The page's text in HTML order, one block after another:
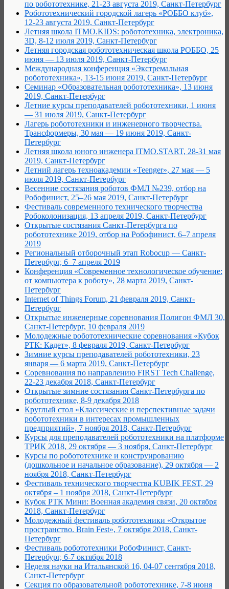
по робототехнике, 21-23 августа 2019, Санкт-Петербург
Робототехнический городской лагерь «РОББО клуб»,
12-23 августа 2019, Санкт-Петербург
Летняя школа ITMO.KIDS: робототехника, электроника,
3D, 8-12 июля 2019, Санкт-Петербург
Летняя городская робототехническая школа РОББО, 25
июня — 13 июля 2019, Санкт-Петербург
Международная конференция «Экстремальная
робототехника», 13-15 июня 2019, Санкт-Петербург
Семинар «Образовательная робототехника», 13 июня
2019, Санкт-Петербург
Летние курсы преподавателей робототехники, 1 июня
— 31 июля 2019, Санкт-Петербург
Лагерь робототехники и инженерного творчества.
Трансформеры, 30 мая — 19 июня 2019, Санкт-
Петербург
Летняя школа юного инженера ITMO.START, 28-31 мая
2019, Санкт-Петербург
Летний лагерь техноакадемии «Teenger», 27 мая — 5
июля 2019, Санкт-Петербург
Весенние состязания роботов ФМЛ №239, отбор на
Робофинист, 25–26 мая 2019, Санкт-Петербург
Фестиваль современного технического творчества
Робоколонизация, 13 апреля 2019, Санкт-Петербург
Открытые состязания Санкт-Петербурга по
робототехнике 2019, отбор на Робофинист, 6–7 апреля
2019
Региональный отборочный этап Robocup — Санкт-
Петербург, 6–7 апреля 2019
Конференция «Современное технологическое обучение:
от компьютера к роботу», 28 марта 2019, Санкт-
Петербург
Internet of Things Forum, 21 февраля 2019, Санкт-
Петербург
Открытые инженерные соревнования Полигон ФМЛ 30,
Санкт-Петербург, 10 февраля 2019
Молодежные робототехнические соревнования «Кубок
РТК: Кадет», 8 февраля 2019, Санкт-Петербург
Зимние курсы преподавателей робототехники, 23
января — 6 марта 2019, Санкт-Петербург
Соревнования по направлению FIRST Tech Challenge,
22-23 декабря 2018, Санкт-Петербург
Открытые зимние состязания Санкт-Петербурга по
робототехнике, 8-9 декабря 2018
Круглый стол «Классические и перспективные задачи
робототехники в интересах промышленных
предприятий», 7 ноября 2018, Санкт-Петербург
Курсы для преподавателей робототехники на платформе
ТРИК 2018, 29 октября — 3 ноября, Санкт-Петербург
Курсы по робототехнике и конструированию
(дошкольное и начальное образование), 29 октября — 2
ноября 2018, Санкт-Петербург
Фестиваль технического творчества KUBIK FEST, 29
октября – 1 ноября 2018, Санкт-Петербург
Кубок РТК Мини: Военная академия связи, 20 октября
2018, Санкт-Петербург
Молодежный фестиваль робототехники «Открытое
пространство. Brain Fest», 7 октября 2018, Санкт-
Петербург
Фестиваль робототехники РобоФинист, Санкт-
Петербург, 6-7 октября 2018
Неделя науки на Итальянской 16, 04-07 сентября 2018,
Санкт-Петербург
Секция по образовательной робототехнике, 7-8 июня